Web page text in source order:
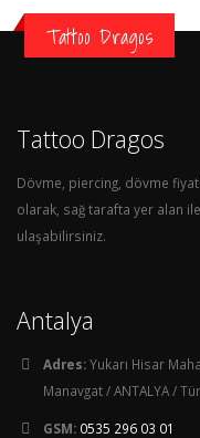
Tattoo Dragos
Tattoo Dragos
Dövme, piercing, dövme
olarak, sağ tarafta yer alan
ulaşabilirsiniz.
Antalya
Adres:Yukarı Hisar
Manavgat / ANTALYA /
GSM: 0535 296 03 01